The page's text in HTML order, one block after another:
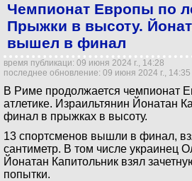
Чемпионат Европы по
Прыжки в высоту.
вышел в финал
время публикаци: 09 июня 2024 г., 14:28
последнее обновление: 09 июня 2024 г., 14:35
В Риме продолжается чемпионат
атлетике. Израильтянин Йонатан
финал в прыжках в высоту.
13 спортсменов вышли в финал,
сантиметр. В том числе украинец
Йонатан Капитольник взял
попытки.